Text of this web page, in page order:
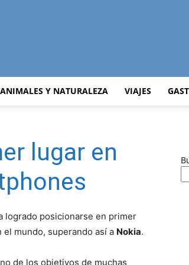
Curiosidades
Curiosas
del
ANIMALES Y NATURALEZA VIAJES
lugar en
logrado posicionarse en primer
mundo, superando así a Nokia.
de los objetivos de muchas